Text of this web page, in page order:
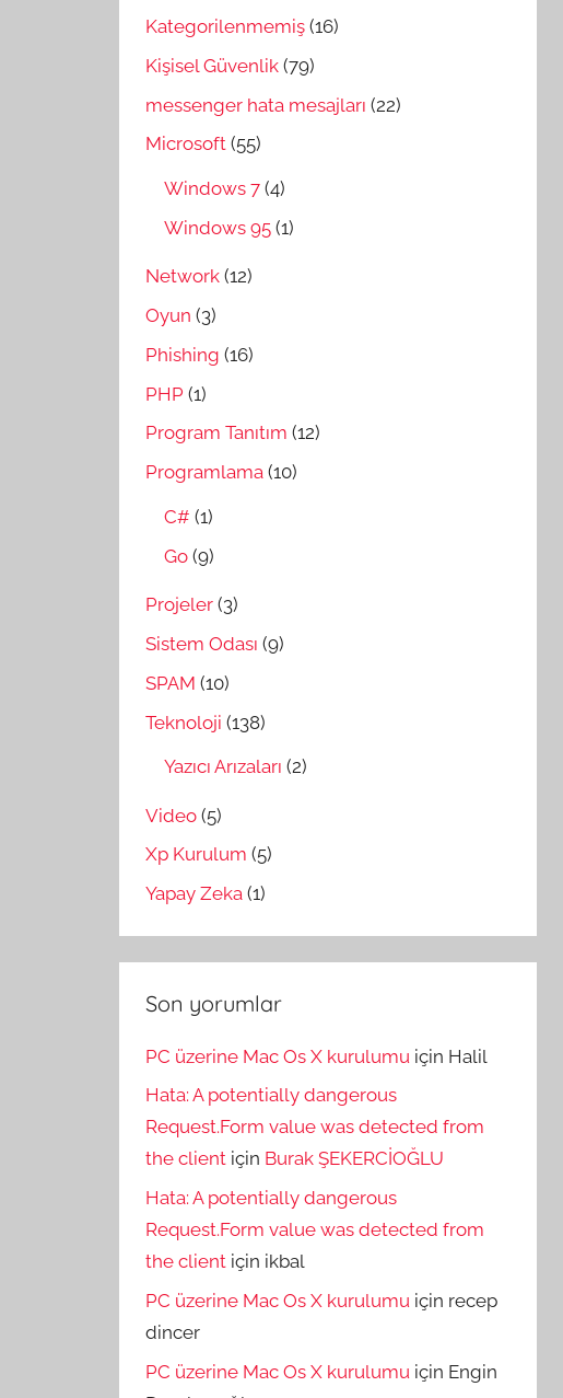
Kategorilenmemiş (16)
Kişisel Güvenlik (79)
messenger hata mesajları (22)
Microsoft (55)
Windows 7 (4)
Windows 95 (1)
Network (12)
Oyun (3)
Phishing (16)
PHP (1)
Program Tanıtım (12)
Programlama (10)
C# (1)
Go (9)
Projeler (3)
Sistem Odası (9)
SPAM (10)
Teknoloji (138)
Yazıcı Arızaları (2)
Video (5)
Xp Kurulum (5)
Yapay Zeka (1)
Son yorumlar
PC üzerine Mac Os X kurulumu için Halil
Hata: A potentially dangerous
Request.Form value was detected from
the client için Burak ŞEKERCİOĞLU
Hata: A potentially dangerous
Request.Form value was detected from
the client için ikbal
PC üzerine Mac Os X kurulumu için recep
dincer
PC üzerine Mac Os X kurulumu için Engin